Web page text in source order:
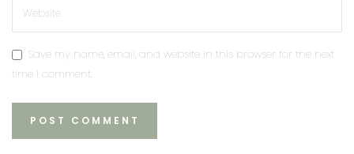
Save my name, email, and website in this browser for the next
time I comment.